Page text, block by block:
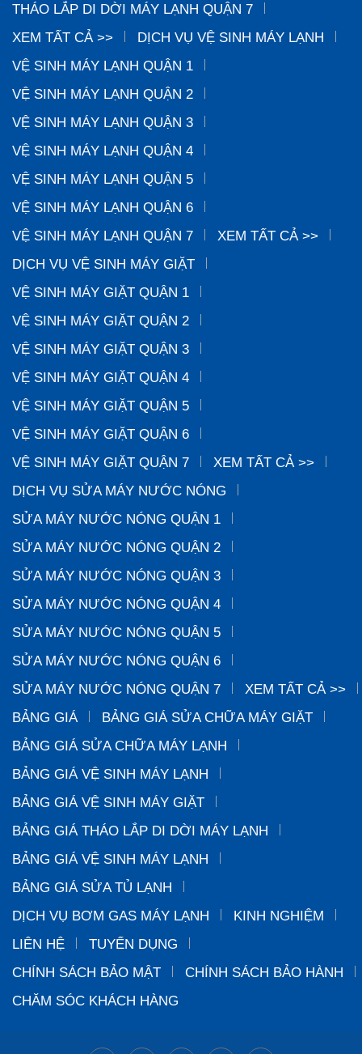
THÁO LẮP DI DỜI MÁY LẠNH QUẬN 7
XEM TẤT CẢ >>
DỊCH VỤ VỆ SINH MÁY LẠNH
VỆ SINH MÁY LẠNH QUẬN 1
VỆ SINH MÁY LẠNH QUẬN 2
VỆ SINH MÁY LẠNH QUẬN 3
VỆ SINH MÁY LẠNH QUẬN 4
VỆ SINH MÁY LẠNH QUẬN 5
VỆ SINH MÁY LẠNH QUẬN 6
VỆ SINH MÁY LẠNH QUẬN 7
XEM TẤT CẢ >>
DỊCH VỤ VỆ SINH MÁY GIẶT
VỆ SINH MÁY GIẶT QUẬN 1
VỆ SINH MÁY GIẶT QUẬN 2
VỆ SINH MÁY GIẶT QUẬN 3
VỆ SINH MÁY GIẶT QUẬN 4
VỆ SINH MÁY GIẶT QUẬN 5
VỆ SINH MÁY GIẶT QUẬN 6
VỆ SINH MÁY GIẶT QUẬN 7
XEM TẤT CẢ >>
DỊCH VỤ SỬA MÁY NƯỚC NÓNG
SỬA MÁY NƯỚC NÓNG QUẬN 1
SỬA MÁY NƯỚC NÓNG QUẬN 2
SỬA MÁY NƯỚC NÓNG QUẬN 3
SỬA MÁY NƯỚC NÓNG QUẬN 4
SỬA MÁY NƯỚC NÓNG QUẬN 5
SỬA MÁY NƯỚC NÓNG QUẬN 6
SỬA MÁY NƯỚC NÓNG QUẬN 7
XEM TẤT CẢ >>
BẢNG GIÁ
BẢNG GIÁ SỬA CHỮA MÁY GIẶT
BẢNG GIÁ SỬA CHỮA MÁY LẠNH
BẢNG GIÁ VỆ SINH MÁY LẠNH
BẢNG GIÁ VỆ SINH MÁY GIẶT
BẢNG GIÁ THÁO LẮP DI DỜI MÁY LẠNH
BẢNG GIÁ VỆ SINH MÁY LẠNH
BẢNG GIÁ SỬA TỦ LẠNH
DỊCH VỤ BƠM GAS MÁY LẠNH
KINH NGHIỆM
LIÊN HỆ
TUYỂN DỤNG
CHÍNH SÁCH BẢO MẬT
CHÍNH SÁCH BẢO HÀNH
CHĂM SÓC KHÁCH HÀNG